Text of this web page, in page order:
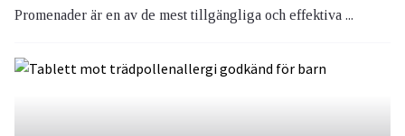
Promenader är en av de mest tillgängliga och effektiva ...